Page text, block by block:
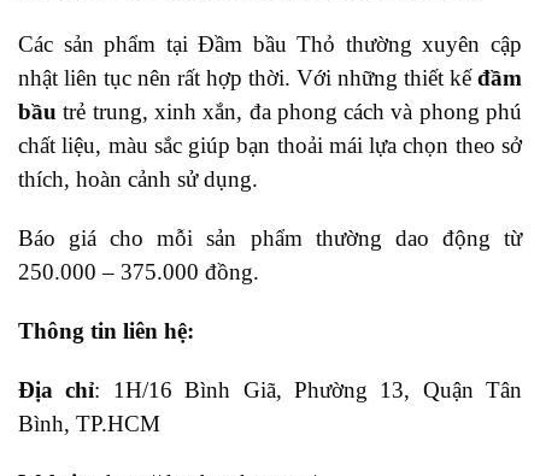
Các sản phẩm tại Đầm bầu Thỏ thường xuyên cập
nhật liên tục nên rất hợp thời. Với những thiết kếđầm
bầu trẻ trung, xinh xắn, đa phong cách và phong phú
chất liệu, màu sắc giúp bạn thoải mái lựa chọn theo sở
thích, hoàn cảnh sử dụng.
Báo giá cho mỗi sản phẩm thường dao động từ
250.000 – 375.000 đồng.
Thông tin liên hệ:
Địa chỉ: 1H/16 Bình Giã, Phường 13, Quận Tân
Bình, TP.HCM